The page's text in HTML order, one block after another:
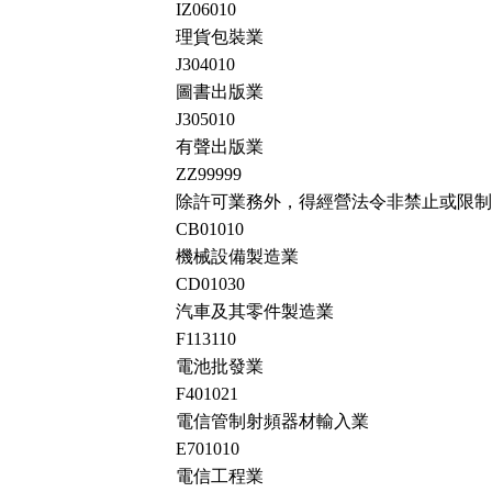
IZ06010
理貨包裝業
J304010
圖書出版業
J305010
有聲出版業
ZZ99999
除許可業務外，得經營法令非禁止或限
CB01010
機械設備製造業
CD01030
汽車及其零件製造業
F113110
電池批發業
F401021
電信管制射頻器材輸入業
E701010
電信工程業